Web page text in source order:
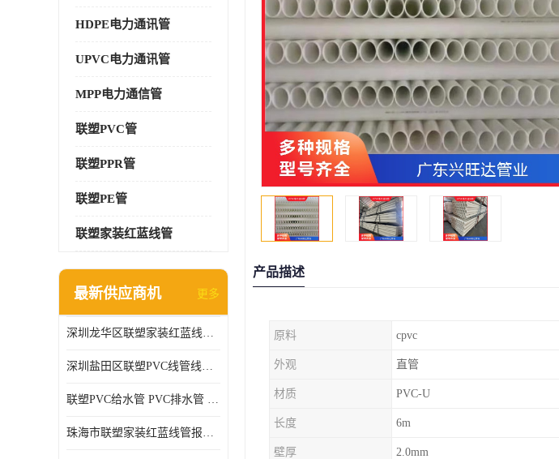
HDPE电力通讯管
UPVC电力通讯管
MPP电力通信管
联塑PVC管
联塑PPR管
联塑PE管
联塑家装红蓝线管
最新供应商机 更多
深圳龙华区联塑家装红蓝线管报价单
深圳盐田区联塑PVC线管线槽厂商 可零售批发
联塑PVC给水管 PVC排水管 PVC线管线槽
珠海市联塑家装红蓝线管报价表 联塑水管供货商
产品描述
原料 cpvc
外观 直管
材质 PVC-U
长度 6m
壁厚 2.0mm